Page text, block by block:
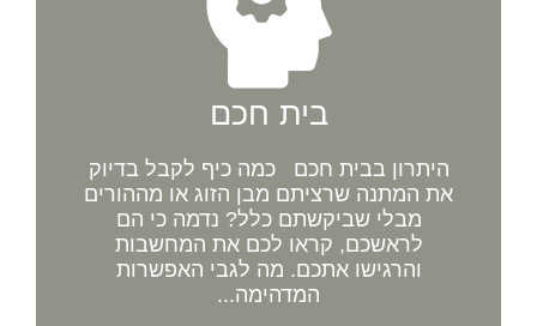
בית חכם
היתרון בבית חכם כמה כיף לקבל בדיוק
את המתנה שרציתם מבן הזוג או מההורים
מבלי שביקשתם כלל? נדמה כי הם
לראשכם, קראו לכם את המחשבות
והרגישו אתכם. מה לגבי האפשרות
המדהימה...